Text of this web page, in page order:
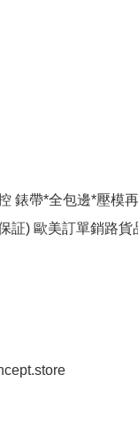
錶帶*全包邊*壓模
証) 歐美訂單銷路貨